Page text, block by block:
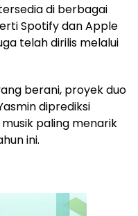
di berbagai
Spotify dan Apple
telah dirilis melalui
berani, proyek duo
diprediksi
paling menarik
ini.